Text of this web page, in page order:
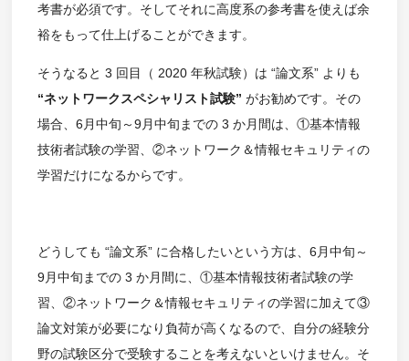
考書が必須です。そしてそれに高度系の参考書を使えば余
裕をもって仕上げることができます。
そうなると 3 回目（ 2020 年秋試験）は “論文系” よりも
“ネットワークスペシャリスト試験” がお勧めです。その
場合、6月中旬～9月中旬までの 3 か月間は、①基本情報
技術者試験の学習、②ネットワーク＆情報セキュリティの
学習だけになるからです。
どうしても “論文系” に合格したいという方は、6月中旬～
9月中旬までの 3 か月間に、①基本情報技術者試験の学
習、②ネットワーク＆情報セキュリティの学習に加えて③
論文対策が必要になり負荷が高くなるので、自分の経験分
野の試験区分で受験することを考えないといけません。そ